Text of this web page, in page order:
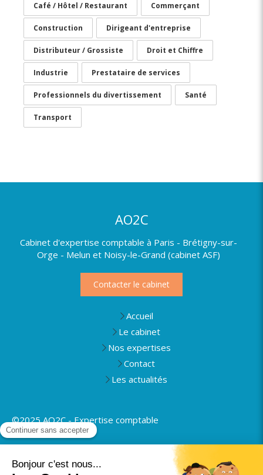
Café / Hôtel / Restaurant Commerçant
Construction Dirigeant d'entreprise
Distributeur / Grossiste Droit et Chiffre
Industrie Prestataire de services
Professionnels du divertissement Santé
Transport
AO2C
Cabinet d'expertise comptable à Paris - Brétigny-sur-
Orge - Melun et Noisy-le-Grand (cabinet ASF)
Contacter le cabinet
Accueil
Le cabinet
Nos expertises
Contact
Les actualités
©2025 AO2C - Expertise comptable